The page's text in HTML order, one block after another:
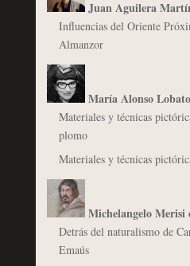
Juan Aguilera
Influencias del Oriente
Almanzor
María Alonso Lobato
Materiales y técnicas
plomo
Materiales y técnicas
Michelangelo Merisi
Detrás del naturalismo de
Emaús